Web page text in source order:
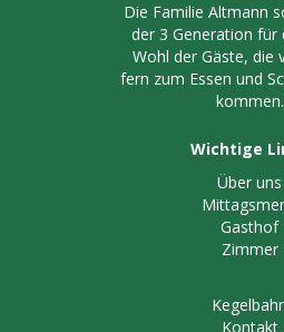
Die Familie Altmann
der 3 Generation für
Wohl der Gäste, die
fern zum Essen und
kommen.
Wichtige
Über uns
Gasthof
Zimmer
Kontakt